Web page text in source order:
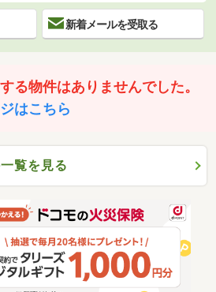
新着メールを受取る
る物件はありませんでした。
はこちら
覧を見る